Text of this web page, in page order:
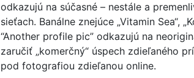
odkazujú na súčasné – nestále a
sieťach. Banálne znejúce „Vitamin Sea“,
“Another profile pic” odkazujú na
zaručiť „komerčný“ úspech zdieľaného
pod fotografiou zdieľanou online.